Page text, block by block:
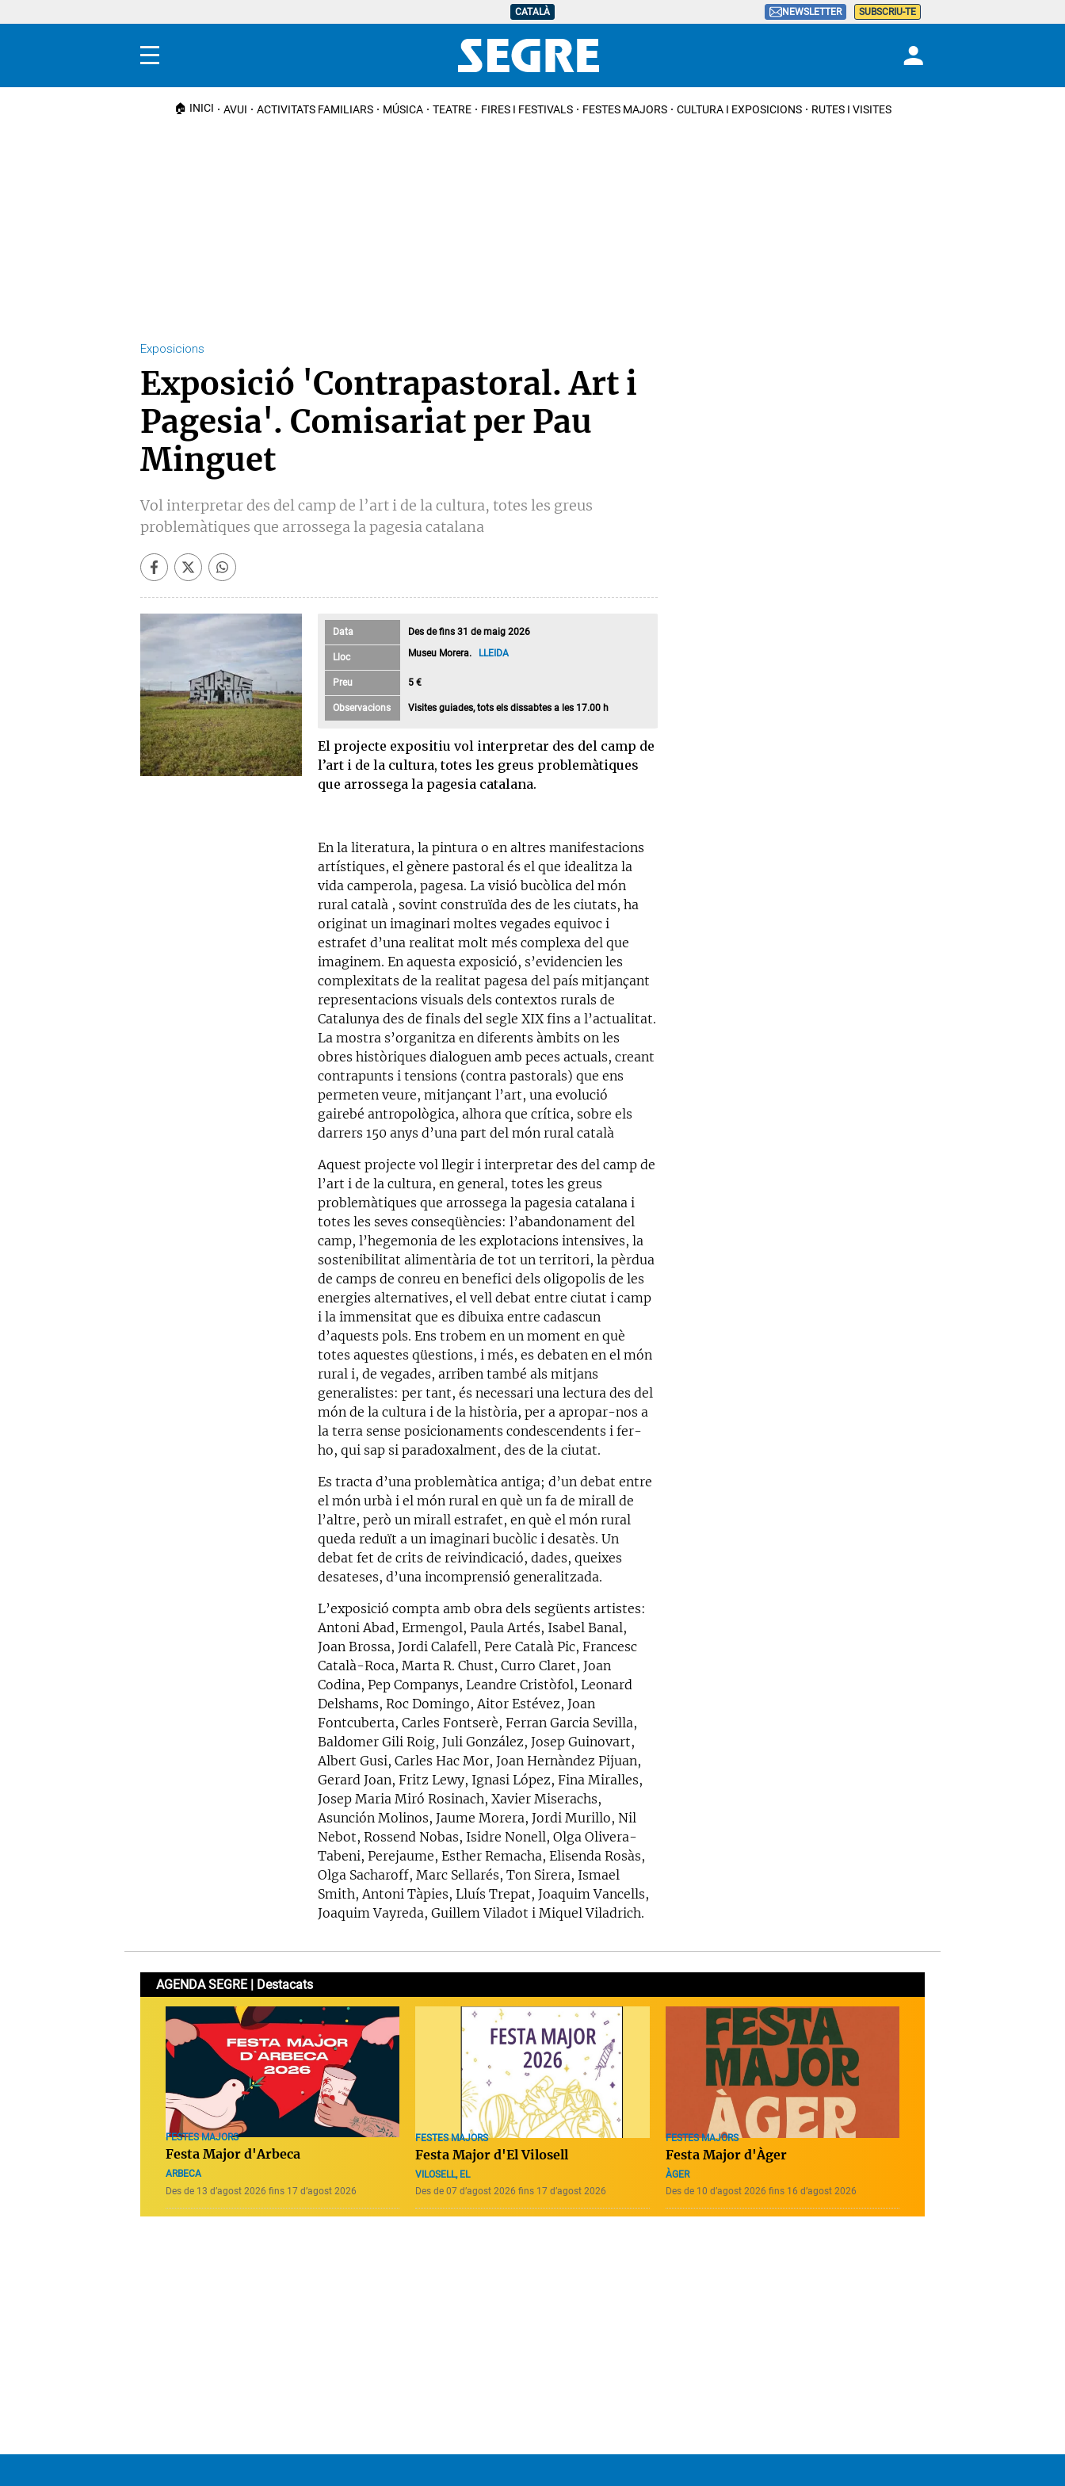
CATALÀ NEWSLETTER SUBSCRIU-TE
Menú
🏠 INICI AVUI ACTIVITATS FAMILIARS MÚSICA TEATRE FIRES I FESTIVALS FESTES MAJORS CULTURA I EXPOSICIONS RUTES I VISITES
Exposicions
Exposició 'Contrapastoral. Art i
Pagesia'. Comisariat per Pau
Minguet
Vol interpretar des del camp de l’art i de la cultura, totes les greus
problemàtiques que arrossega la pagesia catalana
Data Des de fins 31 de maig 2026
Lloc Museu Morera. LLEIDA
Preu 5 €
Observacions Visites guiades, tots els dissabtes a les 17.00 h
El projecte expositiu vol interpretar des del camp de
l’art i de la cultura, totes les greus problemàtiques
que arrossega la pagesia catalana.
En la literatura, la pintura o en altres manifestacions
artístiques, el gènere pastoral és el que idealitza la
vida camperola, pagesa. La visió bucòlica del món
rural català , sovint construïda des de les ciutats, ha
originat un imaginari moltes vegades equivoc i
estrafet d’una realitat molt més complexa del que
imaginem. En aquesta exposició, s’evidencien les
complexitats de la realitat pagesa del país mitjançant
representacions visuals dels contextos rurals de
Catalunya des de finals del segle XIX fins a l’actualitat.
La mostra s’organitza en diferents àmbits on les
obres històriques dialoguen amb peces actuals, creant
contrapunts i tensions (contra pastorals) que ens
permeten veure, mitjançant l’art, una evolució
gairebé antropològica, alhora que crítica, sobre els
darrers 150 anys d’una part del món rural català
Aquest projecte vol llegir i interpretar des del camp de
l’art i de la cultura, en general, totes les greus
problemàtiques que arrossega la pagesia catalana i
totes les seves conseqüències: l’abandonament del
camp, l’hegemonia de les explotacions intensives, la
sostenibilitat alimentària de tot un territori, la pèrdua
de camps de conreu en benefici dels oligopolis de les
energies alternatives, el vell debat entre ciutat i camp
i la immensitat que es dibuixa entre cadascun
d’aquests pols. Ens trobem en un moment en què
totes aquestes qüestions, i més, es debaten en el món
rural i, de vegades, arriben també als mitjans
generalistes: per tant, és necessari una lectura des del
món de la cultura i de la història, per a apropar-nos a
la terra sense posicionaments condescendents i fer-
ho, qui sap si paradoxalment, des de la ciutat.
Es tracta d’una problemàtica antiga; d’un debat entre
el món urbà i el món rural en què un fa de mirall de
l’altre, però un mirall estrafet, en què el món rural
queda reduït a un imaginari bucòlic i desatès. Un
debat fet de crits de reivindicació, dades, queixes
desateses, d’una incomprensió generalitzada.
L’exposició compta amb obra dels següents artistes:
Antoni Abad, Ermengol, Paula Artés, Isabel Banal,
Joan Brossa, Jordi Calafell, Pere Català Pic, Francesc
Català-Roca, Marta R. Chust, Curro Claret, Joan
Codina, Pep Companys, Leandre Cristòfol, Leonard
Delshams, Roc Domingo, Aitor Estévez, Joan
Fontcuberta, Carles Fontserè, Ferran Garcia Sevilla,
Baldomer Gili Roig, Juli González, Josep Guinovart,
Albert Gusi, Carles Hac Mor, Joan Hernàndez Pijuan,
Gerard Joan, Fritz Lewy, Ignasi López, Fina Miralles,
Josep Maria Miró Rosinach, Xavier Miserachs,
Asunción Molinos, Jaume Morera, Jordi Murillo, Nil
Nebot, Rossend Nobas, Isidre Nonell, Olga Olivera-
Tabeni, Perejaume, Esther Remacha, Elisenda Rosàs,
Olga Sacharoff, Marc Sellarés, Ton Sirera, Ismael
Smith, Antoni Tàpies, Lluís Trepat, Joaquim Vancells,
Joaquim Vayreda, Guillem Viladot i Miquel Viladrich.
AGENDA SEGRE | Destacats
FESTES MAJORS
Festa Major d'Arbeca
ARBECA
Des de 13 d’agost 2026 fins 17 d’agost 2026
FESTES MAJORS
Festa Major d'El Vilosell
VILOSELL, EL
Des de 07 d’agost 2026 fins 17 d’agost 2026
FESTES MAJORS
Festa Major d'Àger
ÀGER
Des de 10 d’agost 2026 fins 16 d’agost 2026